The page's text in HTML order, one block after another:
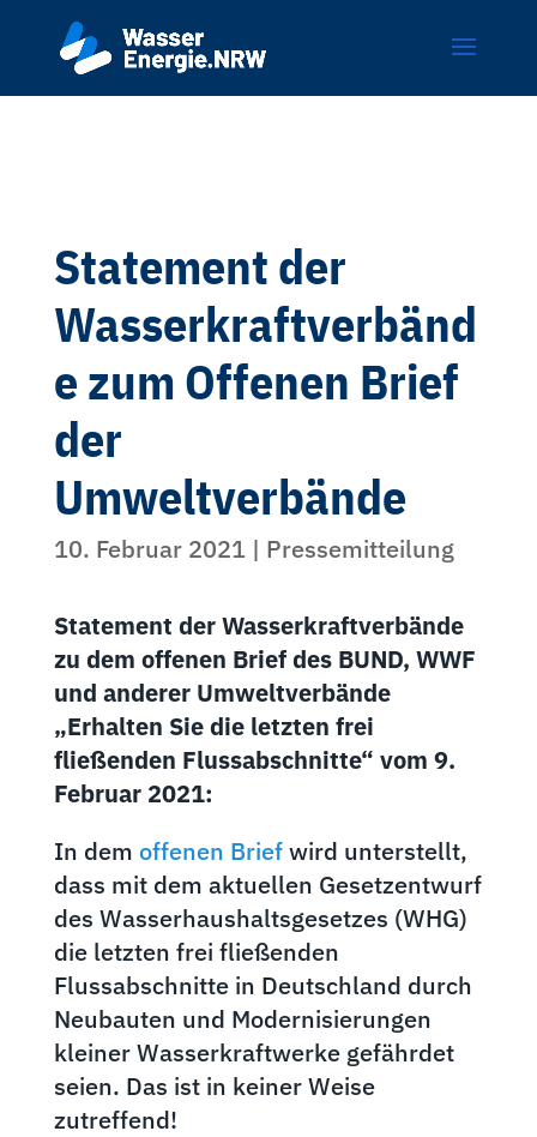
Statement der
Wasserkraftverbänd
e zum Offenen Brief
der
Umweltverbände
10. Februar 2021| Pressemitteilung
Statement der Wasserkraftverbände
zu dem offenen Brief des BUND, WWF
und anderer Umweltverbände
„Erhalten Sie die letzten frei
fließenden Flussabschnitte“ vom 9.
Februar 2021:
In dem offenen Briefwird unterstellt,
dass mit dem aktuellen Gesetzentwurf
des Wasserhaushaltsgesetzes (WHG)
die letzten frei fließenden
Flussabschnitte in Deutschland durch
Neubauten und Modernisierungen
kleiner Wasserkraftwerke gefährdet
seien. Das ist in keiner Weise
zutreffend!